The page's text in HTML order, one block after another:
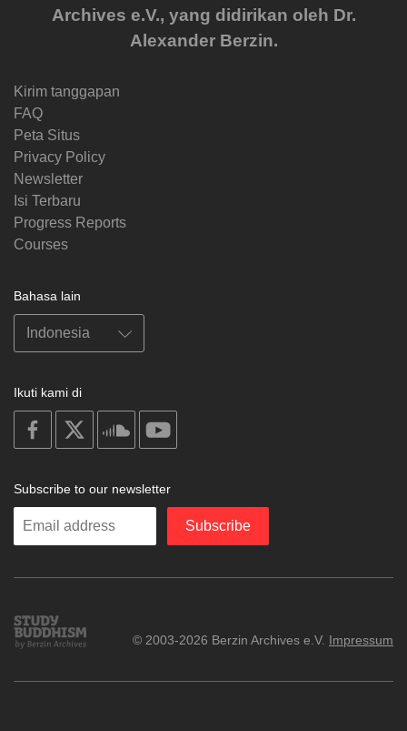
Archives e.V., yang didirikan oleh Dr.
Alexander Berzin.
Kirim tanggapan
FAQ
Peta Situs
Privacy Policy
Newsletter
Isi Terbaru
Progress Reports
Courses
Bahasa lain
Ikuti kami di
on
facebook
soundcloud
Subscribe to our newsletter
Enter
Subscribe
Study
Buddhism
© 2003-2026 Berzin Archives e.V. Impressum